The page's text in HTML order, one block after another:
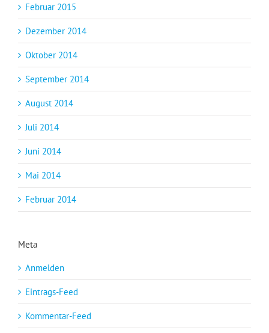
Februar 2015
Dezember 2014
Oktober 2014
September 2014
August 2014
Juli 2014
Juni 2014
Mai 2014
Februar 2014
Meta
Anmelden
Eintrags-Feed
Kommentar-Feed